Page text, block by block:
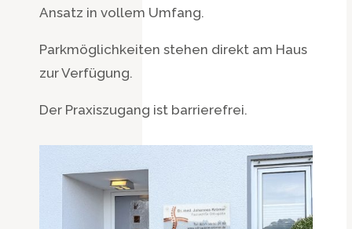
Ansatz in vollem Umfang.
Parkmöglichkeiten stehen direkt am Haus
zur Verfügung.
Der Praxiszugang ist barrierefrei.